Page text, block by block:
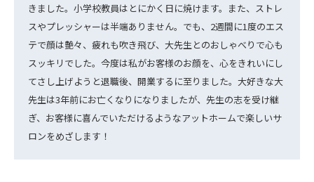
きました。小学校教員はとにかく日に焼けます。また、ストレ
スやプレッシャーは半端ありません。でも、2週間に1度のエス
テで顔は艶々、疲れも吹き飛び、大先生とのおしゃべりで心も
スッキリでした。今度は私がお客様のお顔を、心をきれいにし
てさし上げようと退職後、開業するに至りました。大好きな大
先生は3年前にお亡くなりになりましたが、先生の志を受け継
ぎ、お客様に喜んでいただけるようなアットホームで楽しいサ
ロンをめざします！